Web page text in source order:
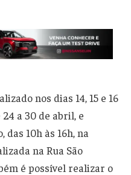
nos dias 14, 15 e 16
a 30 de abril, e
10h às 16h, na
na Rua São
é possível realizar o